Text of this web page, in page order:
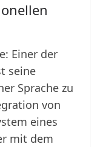
Einer der
seine
Sprache zu
von
eines
mit dem